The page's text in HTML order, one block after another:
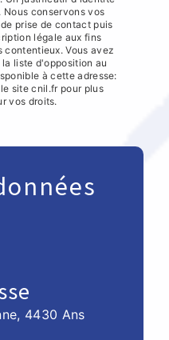
Nous conservons vos
prise de contact puis
légale aux fins
contentieux. Vous avez
liste d'opposition au
à cette adresse:
site cnil.fr pour plus
vos droits.
4430 Ans